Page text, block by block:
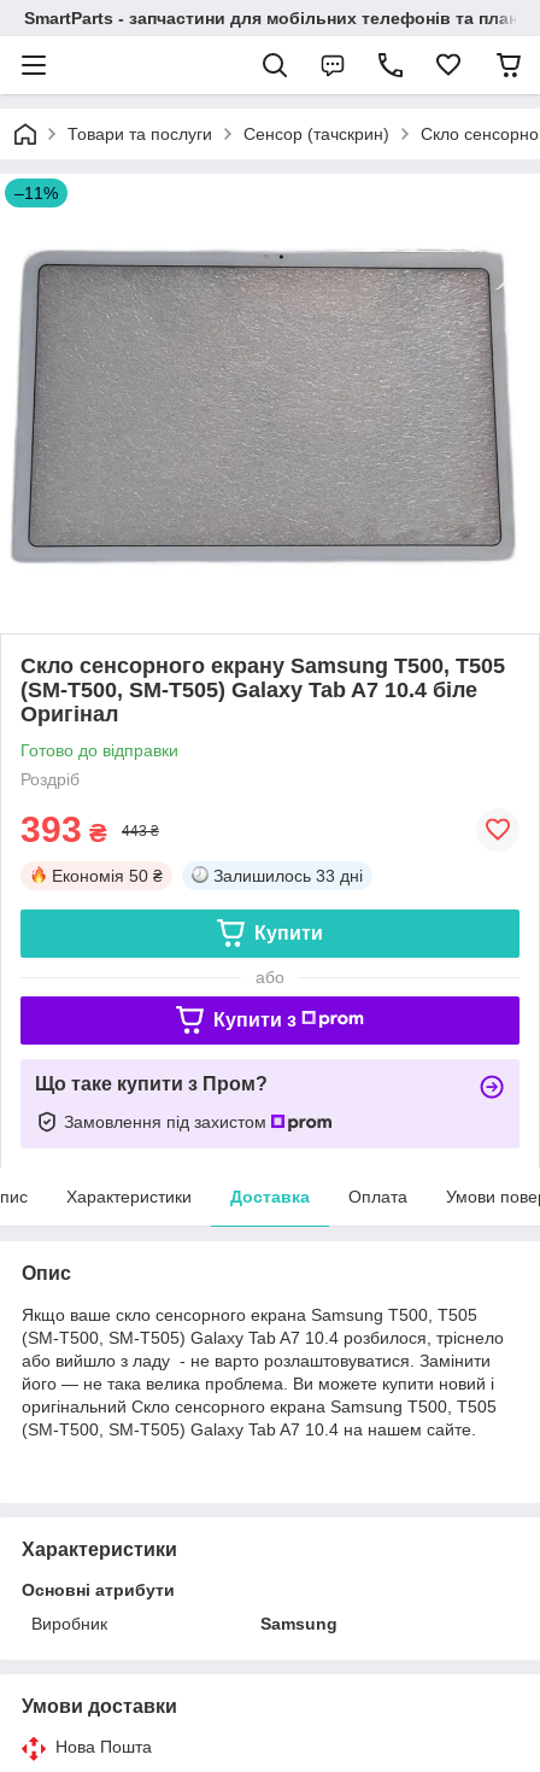
SmartParts - запчастини для мобільних телефонів та
Товари та послуги Сенсор (тачскрин) Скло
–11%
Скло сенсорного екрану Samsung T500, T505
(SM-T500, SM-T505) Galaxy Tab A7 10.4 біле
Оригінал
Готово до відправки
Роздріб
393 ₴ 443 ₴
Економія 50 ₴ Залишилось 33 дні
Купити
або
Купити з
Що таке купити з Пром?
Замовлення під захистом
Характеристики Доставка Оплата Умови
Опис
Якщо ваше скло сенсорного екрана Samsung T500, T505
(SM-T500, SM-T505) Galaxy Tab A7 10.4 розбилося, тріснело
або вийшло з ладу - не варто розлаштовуватися. Замінити
його — не така велика проблема. Ви можете купити новий і
оригінальний Скло сенсорного екрана Samsung T500, T505
(SM-T500, SM-T505) Galaxy Tab A7 10.4 на нашем сайте.
Характеристики
Основні атрибути
Виробник
Samsung
Умови доставки
Нова Пошта